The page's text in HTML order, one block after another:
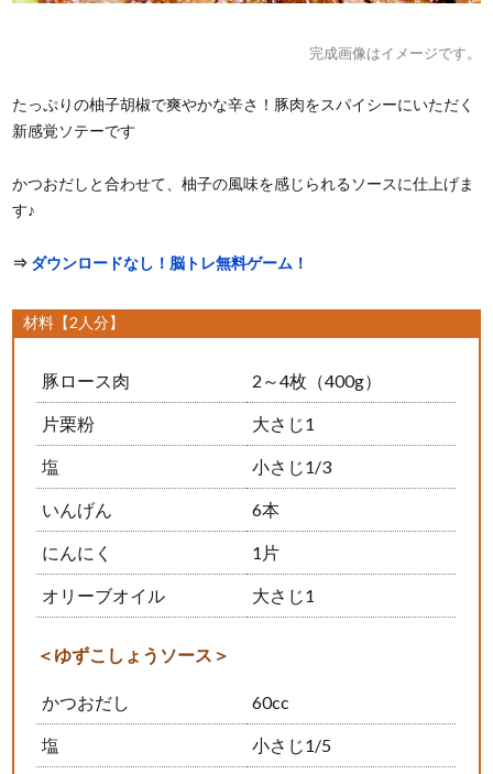
完成画像はイメージです。
たっぷりの柚子胡椒で爽やかな辛さ！豚肉をスパイシーにいただく
新感覚ソテーです
かつおだしと合わせて、柚子の風味を感じられるソースに仕上げま
す♪
⇒ ダウンロードなし！脳トレ無料ゲーム！
材料【2人分】
豚ロース肉 2～4枚（400g）
片栗粉 大さじ1
塩 小さじ1/3
いんげん 6本
にんにく 1片
オリーブオイル 大さじ1
＜ゆずこしょうソース＞
かつおだし 60cc
塩 小さじ1/5